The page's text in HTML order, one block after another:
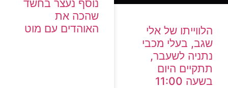
הלווייתו של אלי
שגב, בעלי מכבי
נתניה לשעבר,
תתקיים היום
בשעה 11:00
נוסף נעצר בחשד
שהכה את
האוהדים עם מוט